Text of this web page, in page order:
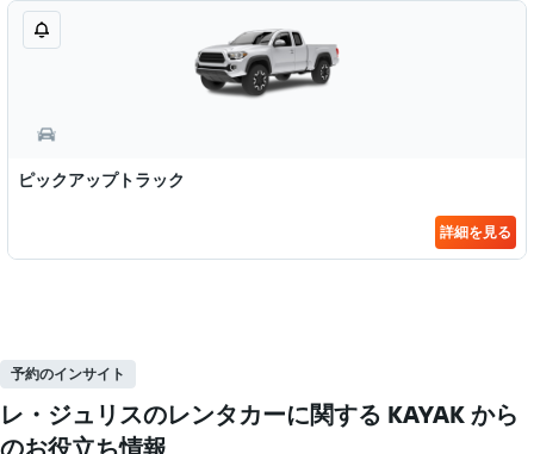
ピックアップトラック
詳細を見る
予約のインサイト
レ・ジュリスのレンタカーに関する KAYAK ​から
のお役立ち情報